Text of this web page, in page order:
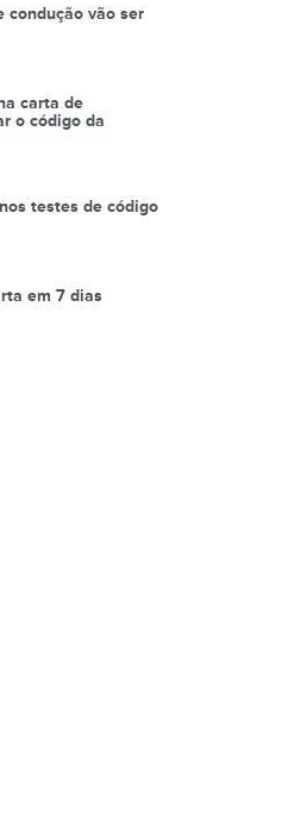
condução vão ser
carta de
o código da
testes de código
em 7 dias